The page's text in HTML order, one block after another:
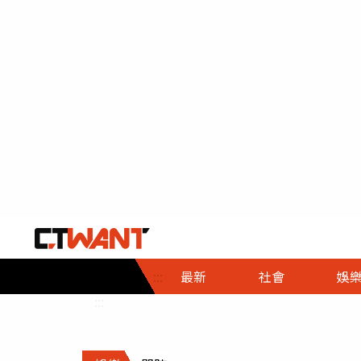
::: 最新 社會
社會首頁
時事
調查
娛樂
娛樂首頁
即時
財經首頁
熱線
政